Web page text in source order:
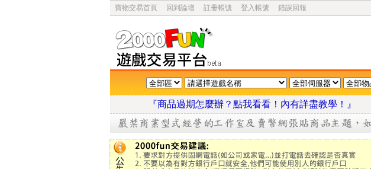
寶物交易首頁 回到論壇 註冊帳號 登入帳號 錯誤回報
『商品過期怎麼辦？點我看看！內有詳盡教學！